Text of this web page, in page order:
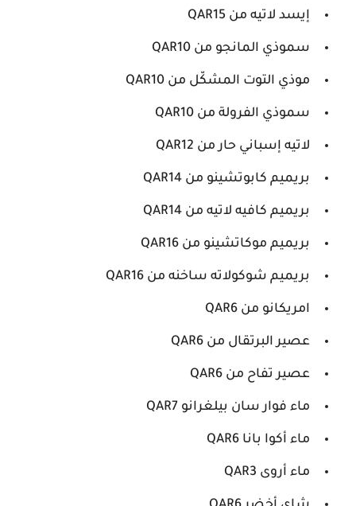
إيسد لاتيه من QAR15
سموذي المانجو من QAR10
موذي التوت المشكّل من QAR10
سموذي الفرولة من QAR10
لاتيه إسباني حار من QAR12
بريميم كابوتشينو من QAR14
بريميم كافيه لاتيه من QAR14
بريميم موكاتشينو من QAR16
بريميم شوكولاته ساخنه من QAR16
امريكانو من QAR6
عصير البرتقال من QAR6
عصير تفاح من QAR6
ماء فوار سان بيلغرانو QAR7
ماء أكوا بانا QAR6
ماء أروى QAR3